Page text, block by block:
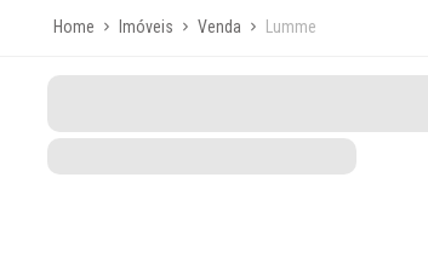
Home Imóveis Venda Lumme